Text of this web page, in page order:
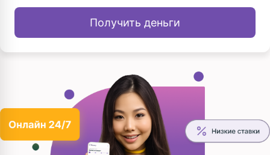
Получить деньги